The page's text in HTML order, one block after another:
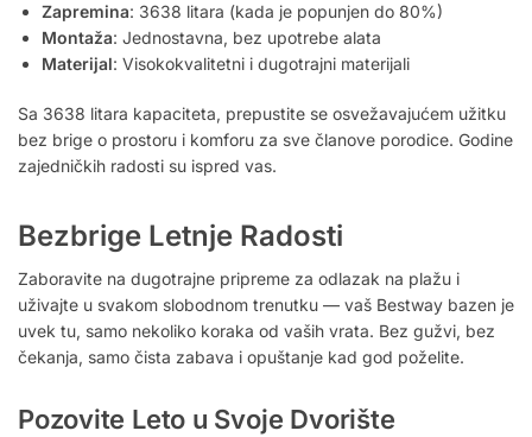
Zapremina: 3638 litara (kada je popunjen do 80%)
Montaža: Jednostavna, bez upotrebe alata
Materijal: Visokokvalitetni i dugotrajni materijali
Sa 3638 litara kapaciteta, prepustite se osvežavajućem užitku
bez brige o prostoru i komforu za sve članove porodice. Godine
zajedničkih radosti su ispred vas.
Bezbrige Letnje Radosti
Zaboravite na dugotrajne pripreme za odlazak na plažu i
uživajte u svakom slobodnom trenutku — vaš Bestway bazen je
uvek tu, samo nekoliko koraka od vaših vrata. Bez gužvi, bez
čekanja, samo čista zabava i opuštanje kad god poželite.
Pozovite Leto u Svoje Dvorište